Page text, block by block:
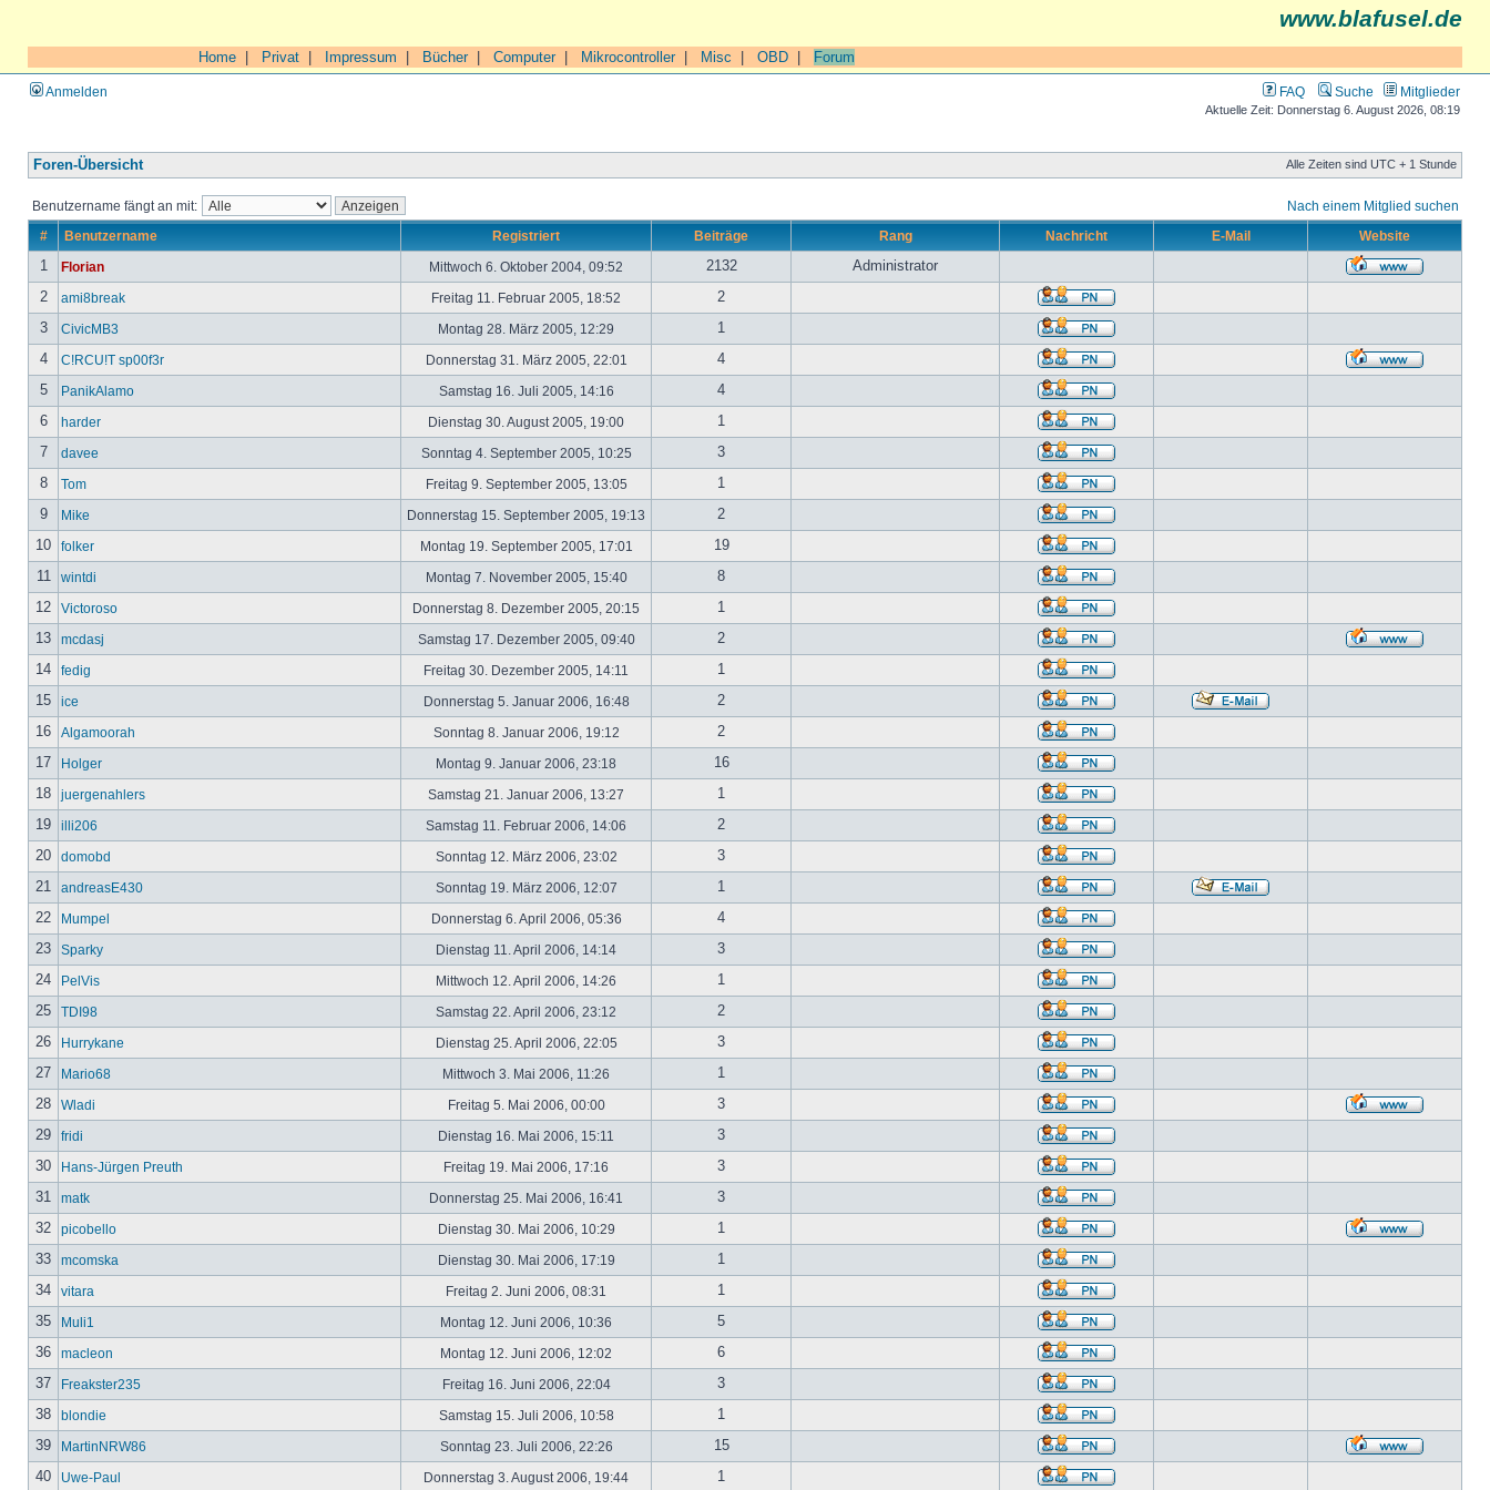
www.blafusel.de
Home Privat Impressum Bücher| Computer| Mikrocontroller| Misc OBD Forum
Anmelden FAQ Suche Mitglieder
Aktuelle Zeit: Donnerstag 6. August 2026, 08:19
Foren-Übersicht Alle Zeiten sind UTC + 1 Stunde
Benutzername fängt an mit: Nach einem Mitglied suchen
# Benutzername Registriert Beiträge Rang Nachricht E-Mail Website
1 Florian Mittwoch 6. Oktober 2004, 09:52 2132
Administrator
2
ami8break Freitag 11. Februar 2005, 18:52
2
3
CivicMB3 Montag 28. März 2005, 12:29
1
4
C!RCU!T sp00f3r Donnerstag 31. März 2005, 22:01
4
5
PanikAlamo Samstag 16. Juli 2005, 14:16
4
6
harder Dienstag 30. August 2005, 19:00
1
7
davee Sonntag 4. September 2005, 10:25
3
8
Tom Freitag 9. September 2005, 13:05
1
9
Mike Donnerstag 15. September 2005, 19:13
2
10
folker Montag 19. September 2005, 17:01
19
11
wintdi Montag 7. November 2005, 15:40
8
12
Victoroso Donnerstag 8. Dezember 2005, 20:15
1
13
mcdasj Samstag 17. Dezember 2005, 09:40
2
14
fedig Freitag 30. Dezember 2005, 14:11
1
15
ice Donnerstag 5. Januar 2006, 16:48
2
16
Algamoorah Sonntag 8. Januar 2006, 19:12
2
17
Holger Montag 9. Januar 2006, 23:18
16
18
juergenahlers Samstag 21. Januar 2006, 13:27
1
19
illi206 Samstag 11. Februar 2006, 14:06
2
20
domobd Sonntag 12. März 2006, 23:02
3
21
andreasE430 Sonntag 19. März 2006, 12:07
1
22
Mumpel Donnerstag 6. April 2006, 05:36
4
23
Sparky Dienstag 11. April 2006, 14:14
3
24
PelVis Mittwoch 12. April 2006, 14:26
1
25
TDI98 Samstag 22. April 2006, 23:12
2
26
Hurrykane Dienstag 25. April 2006, 22:05
3
27
Mario68 Mittwoch 3. Mai 2006, 11:26
1
28
Wladi Freitag 5. Mai 2006, 00:00
3
29
fridi Dienstag 16. Mai 2006, 15:11
3
30
Hans-Jürgen Preuth Freitag 19. Mai 2006, 17:16
3
31
matk Donnerstag 25. Mai 2006, 16:41
3
32
picobello Dienstag 30. Mai 2006, 10:29
1
33
mcomska Dienstag 30. Mai 2006, 17:19
1
34
vitara Freitag 2. Juni 2006, 08:31
1
35
Muli1 Montag 12. Juni 2006, 10:36
5
36
macleon Montag 12. Juni 2006, 12:02
6
37
Freakster235 Freitag 16. Juni 2006, 22:04
3
38
blondie Samstag 15. Juli 2006, 10:58
1
39
MartinNRW86 Sonntag 23. Juli 2006, 22:26
15
40
Uwe-Paul Donnerstag 3. August 2006, 19:44 1